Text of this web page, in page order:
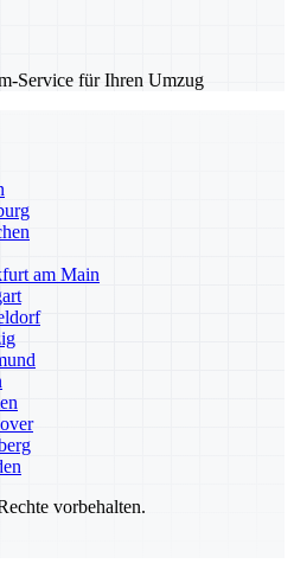
Service für Ihren Umzug
am Main
vorbehalten.